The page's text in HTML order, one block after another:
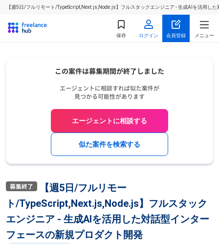
【週5日/フルリモート/TypeScript,Next.js,Node.js】フルスタックエンジニア - 生成AIを活用し
保存 ログイン 会員登録 メニュー
エージェントに相談する
似た案件を検索する
【週5日/フルリモー
ト/TypeScript,Next.js,Node.js】フルスタック
エンジニア - 生成AIを活用した対話型インター
フェースの新規プロダクト開発